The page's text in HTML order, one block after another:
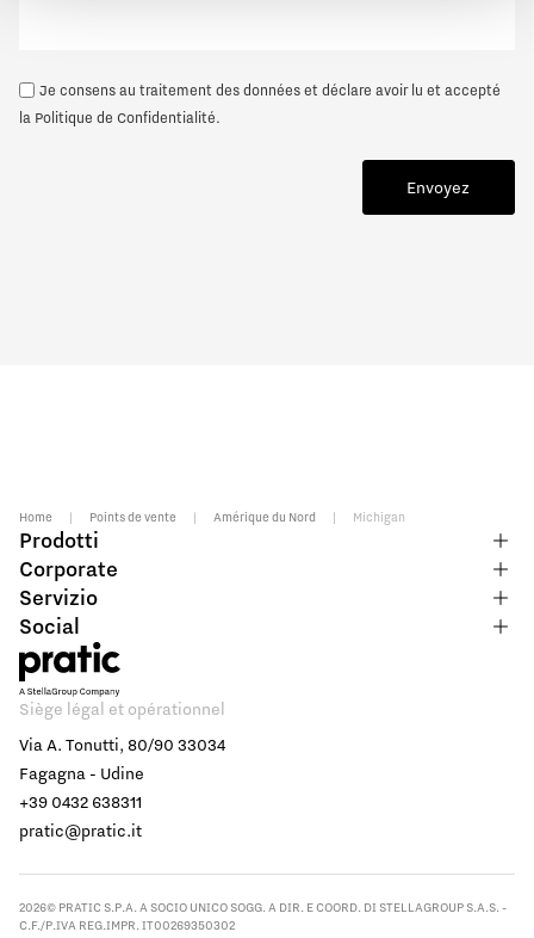
Je consens au traitement des données et déclare avoir lu et accepté
la Politique de Confidentialité.
Envoyez
Home | Points de vente | Amérique du Nord | Michigan
Prodotti
Corporate
Servizio
Social
Siège légal et opérationnel
Via A. Tonutti, 80/90 33034
Fagagna - Udine
+39 0432 638311
pratic@pratic.it
2026© PRATIC S.P.A. A SOCIO UNICO SOGG. A DIR. E COORD. DI STELLAGROUP S.A.S. -
C.F./P.IVA REG.IMPR. IT00269350302